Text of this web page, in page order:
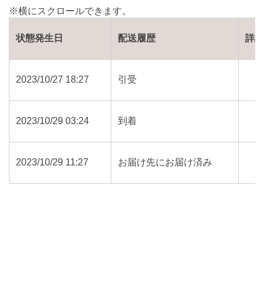
状態発生日 配送履歴 詳細
2023/10/27 18:27 引受
2023/10/29 03:24 到着
2023/10/29 11:27 お届け先にお届け済み